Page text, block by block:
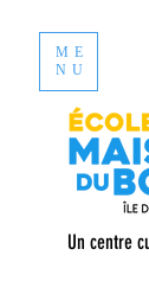
ME
NU
Un centre